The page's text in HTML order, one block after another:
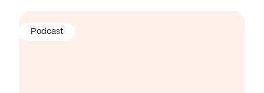
Podcast